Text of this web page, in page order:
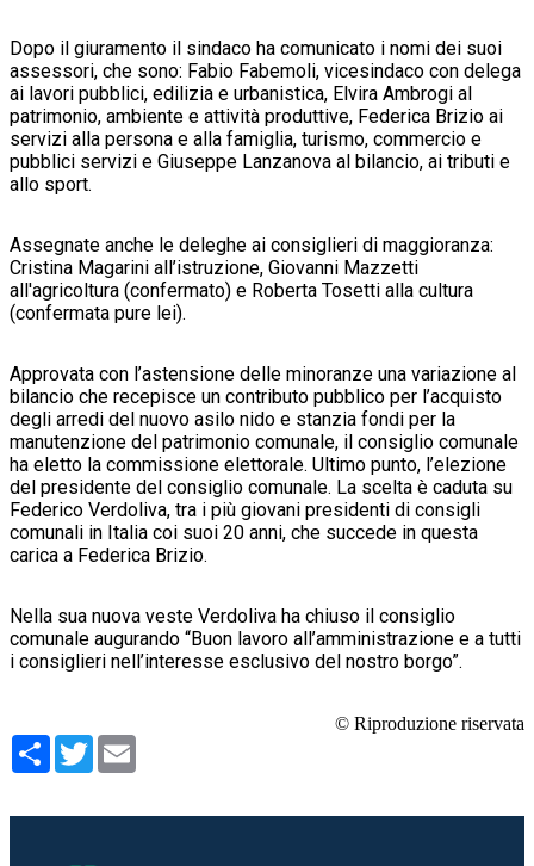
Dopo il giuramento il sindaco ha comunicato i nomi dei suoi
assessori, che sono: Fabio Fabemoli, vicesindaco con delega
ai lavori pubblici, edilizia e urbanistica, Elvira Ambrogi al
patrimonio, ambiente e attività produttive, Federica Brizio ai
servizi alla persona e alla famiglia, turismo, commercio e
pubblici servizi e Giuseppe Lanzanova al bilancio, ai tributi e
allo sport.
Assegnate anche le deleghe ai consiglieri di maggioranza:
Cristina Magarini all’istruzione, Giovanni Mazzetti
all'agricoltura (confermato) e Roberta Tosetti alla cultura
(confermata pure lei).
Approvata con l’astensione delle minoranze una variazione al
bilancio che recepisce un contributo pubblico per l’acquisto
degli arredi del nuovo asilo nido e stanzia fondi per la
manutenzione del patrimonio comunale, il consiglio comunale
ha eletto la commissione elettorale. Ultimo punto, l’elezione
del presidente del consiglio comunale. La scelta è caduta su
Federico Verdoliva, tra i più giovani presidenti di consigli
comunali in Italia coi suoi 20 anni, che succede in questa
carica a Federica Brizio.
Nella sua nuova veste Verdoliva ha chiuso il consiglio
comunale augurando “Buon lavoro all’amministrazione e a tutti
i consiglieri nell’interesse esclusivo del nostro borgo”.
© Riproduzione riservata
Condividi
Twitter